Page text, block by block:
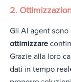
2.
Gli AI agent
ottimizzare
Grazie alla loro
dati in tempo